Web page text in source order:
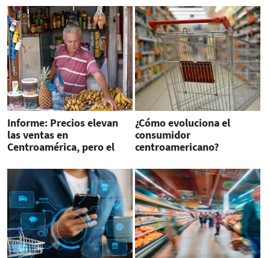
Informe: Precios elevan
las ventas en
Centroamérica, pero el
¿Cómo evoluciona el
consumidor
centroamericano?